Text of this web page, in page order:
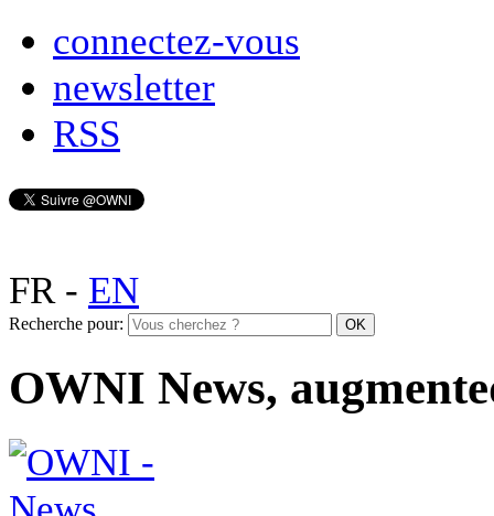
connectez-vous
newsletter
RSS
FR- EN
Recherche pour:
OWNI News,